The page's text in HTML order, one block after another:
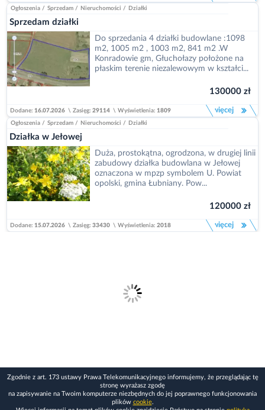
Ogłoszenia / Sprzedam / Nieruchomości / Działki
Sprzedam działki
Do sprzedania 4 działki budowlane :1098
m2, 1005 m2 , 1003 m2, 841 m2 .W
Konradowie gm, Głuchołazy położone na
płaskim terenie niezalewowym w kształci...
130000 zł
Dodane:16.07.2026 \ Zasięg:29114 \ Wyświetlenia:1809 więcej
Ogłoszenia / Sprzedam / Nieruchomości / Działki
Działka w Jełowej
Duża, prostokątna, ogrodzona, w drugiej linii
zabudowy działka budowlana w Jełowej
oznaczona w mpzp symbolem U. Powiat
opolski, gmina Łubniany. Pow...
120000 zł
Dodane:15.07.2026 \ Zasięg:33430 \ Wyświetlenia:2018 więcej
Zgodnie z art. 173 ustawy Prawa Telekomunikacyjnego informujemy, że przeglądając tę
stronę wyrażasz zgodę
na zapisywanie na Twoim komputerze niezbędnych do jej poprawnego funkcjonowania
plików cookie.